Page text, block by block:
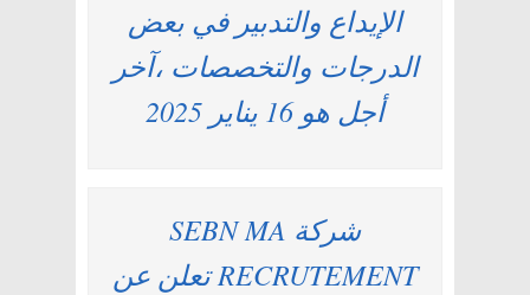
الإيداع والتدبير في بعض
الدرجات والتخصصات ،آخر
أجل هو 16 يناير 2025
شركة SEBN MA
RECRUTEMENT تعلن عن